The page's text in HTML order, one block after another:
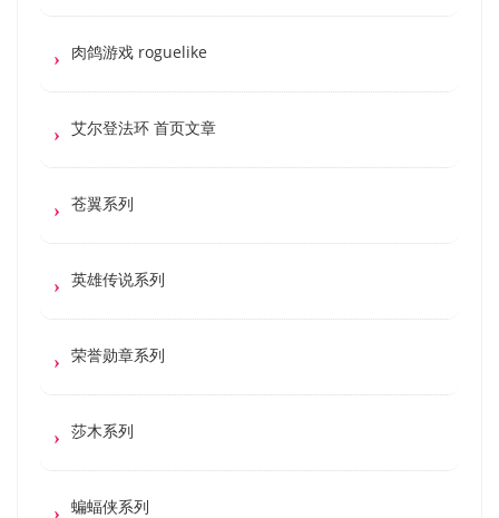
肉鸽游戏 roguelike
艾尔登法环 首页文章
苍翼系列
英雄传说系列
荣誉勋章系列
莎木系列
蝙蝠侠系列